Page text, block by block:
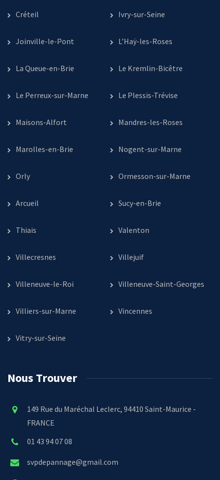
Créteil Ivry-sur-Seine
Joinville-le-Pont L’Haÿ-les-Roses
La Queue-en-Brie Le Kremlin-Bicêtre
Le Perreux-sur-Marne Le Plessis-Trévise
Maisons-Alfort Mandres-les-Roses
Marolles-en-Brie Nogent-sur-Marne
Orly Ormesson-sur-Marne
Arcueil Sucy-en-Brie
Thiais Valenton
Villecresnes Villejuif
Villeneuve-le-Roi Villeneuve-Saint-Georges
Villiers-sur-Marne Vincennes
Vitry-sur-Seine
Nous Trouver
149 Rue du Maréchal Leclerc, 94410 Saint-Maurice -
FRANCE
01 43 94 07 08
svpdepannage@gmail.com